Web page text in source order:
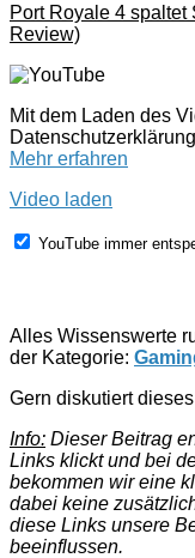
Port Royale 4 spaltet
Review)
Mit dem Laden des
Mehr erfahren
Video laden
YouTube immer
Alles Wissenswerte
der Kategorie:
Gern diskutiert
Info: Dieser Beitrag
Links klickt und bei
bekommen wir eine
dabei keine
diese Links unsere
beeinflussen.